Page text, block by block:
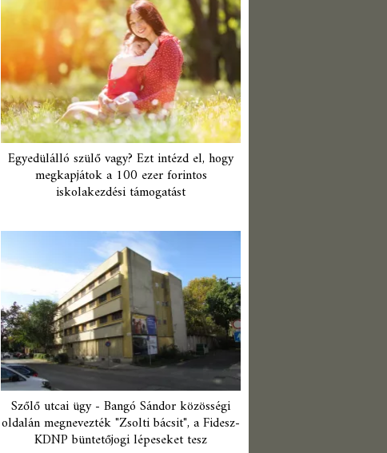
Egyedülálló szülő vagy? Ezt intézd el, hogy
megkapjátok a 100 ezer forintos
iskolakezdési támogatást
Szőlő utcai ügy - Bangó Sándor közösségi
oldalán megnevezték "Zsolti bácsit", a Fidesz-
KDNP büntetőjogi lépeseket tesz